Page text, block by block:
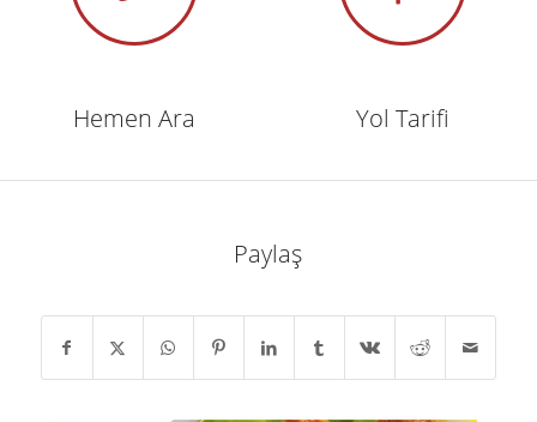
Hemen Ara Yol Tarifi
Paylaş